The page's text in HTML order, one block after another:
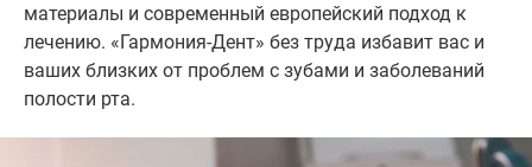
материалы и современный европейский подход к
лечению. «Гармония-Дент» без труда избавит вас и
ваших близких от проблем с зубами и заболеваний
полости рта.